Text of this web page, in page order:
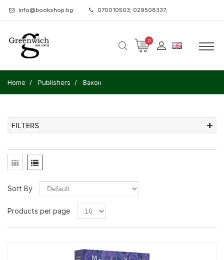
info@bookshop.bg 070010503; 029508337;
0
Home Publishers Вакон
FILTERS
Sort By
Products per page